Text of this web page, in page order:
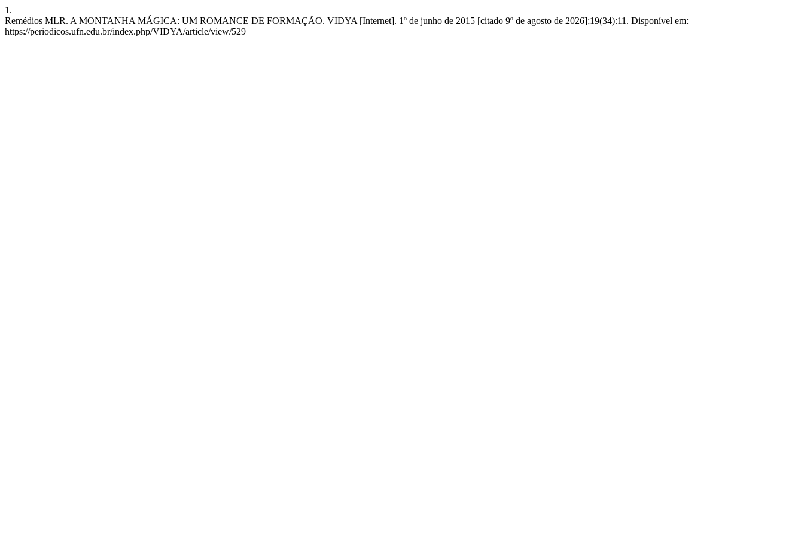
1.
Remédios MLR. A MONTANHA MÁGICA: UM ROMANCE DE FORMAÇÃO. VIDYA [Internet]. 1º de junho de 2015 [citado 9º de agosto de 2026];19(34):11. Disponível em:
https://periodicos.ufn.edu.br/index.php/VIDYA/article/view/529